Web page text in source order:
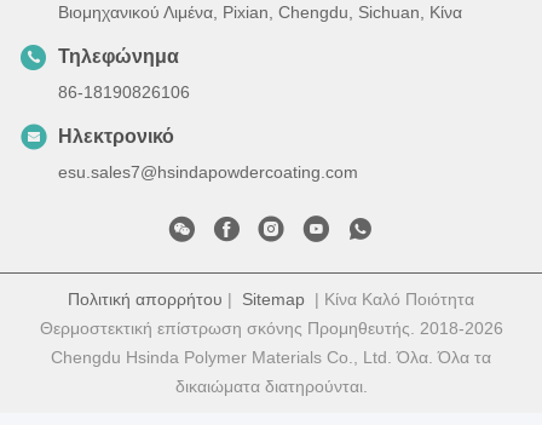
Βιομηχανικού Λιμένα, Pixian, Chengdu, Sichuan, Κίνα
Τηλεφώνημα
86-18190826106
Ηλεκτρονικό
esu.sales7@hsindapowdercoating.com
Πολιτική απορρήτου | Sitemap | Κίνα Καλό Ποιότητα
Θερμοστεκτική επίστρωση σκόνης Προμηθευτής. 2018-2026
Chengdu Hsinda Polymer Materials Co., Ltd. Όλα. Όλα τα
δικαιώματα διατηρούνται.